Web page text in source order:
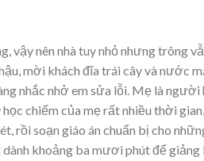
vậy nên nhà tuy nhỏ nhưng trông
mời khách đĩa trái cây và nước
nhắc nhở em sửa lỗi. Mẹ là người
chiếm của mẹ rất nhiều thời gian,
rồi soạn giáo án chuẩn bị cho
khoảng ba mươi phút để giảng